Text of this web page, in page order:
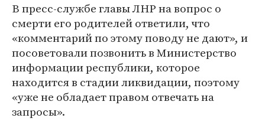
В пресс-службе главы ЛНР на вопрос о
смерти его родителей ответили, что
«комментарий по этому поводу не дают», и
посоветовали позвонить в Министерство
информации республики, которое
находится в стадии ликвидации, поэтому
«уже не обладает правом отвечать на
запросы».